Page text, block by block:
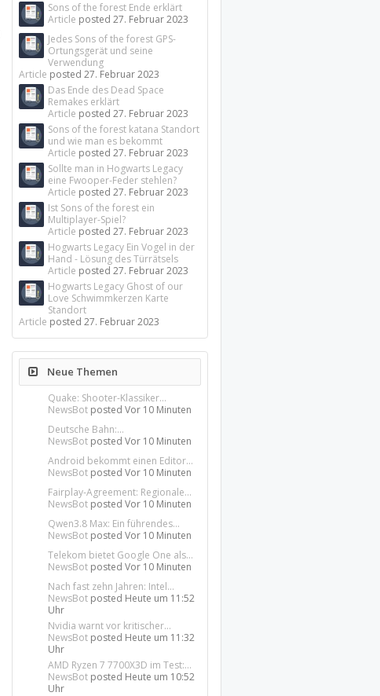
Sons of the forest Ende erklärt
Article posted27. Februar 2023
Jedes Sons of the forest GPS-
Ortungsgerät und seine
Verwendung
Article posted27. Februar 2023
Das Ende des Dead Space
Remakes erklärt
Article posted27. Februar 2023
Sons of the forest katana Standort
und wie man es bekommt
Article posted27. Februar 2023
Sollte man in Hogwarts Legacy
eine Fwooper-Feder stehlen?
Article posted27. Februar 2023
Ist Sons of the forest ein
Multiplayer-Spiel?
Article posted27. Februar 2023
Hogwarts Legacy Ein Vogel in der
Hand - Lösung des Türrätsels
Article posted27. Februar 2023
Hogwarts Legacy Ghost of our
Love Schwimmkerzen Karte
Standort
Article posted27. Februar 2023
Neue Themen
Quake: Shooter-Klassiker...
NewsBot postedVor 10 Minuten
Deutsche Bahn:...
NewsBot postedVor 10 Minuten
Android bekommt einen Editor...
NewsBot postedVor 10 Minuten
Fairplay-Agreement: Regionale...
NewsBot postedVor 10 Minuten
Qwen3.8 Max: Ein führendes...
NewsBot postedVor 10 Minuten
Telekom bietet Google One als...
NewsBot postedVor 10 Minuten
Nach fast zehn Jahren: Intel...
NewsBot posted Heute um 11:52
Uhr
Nvidia warnt vor kritischer...
NewsBot posted Heute um 11:32
Uhr
AMD Ryzen 7 7700X3D im Test:...
NewsBot posted Heute um 10:52
Uhr